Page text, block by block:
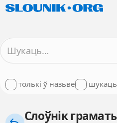
толькі ў назьве шукаць
Слоўнік